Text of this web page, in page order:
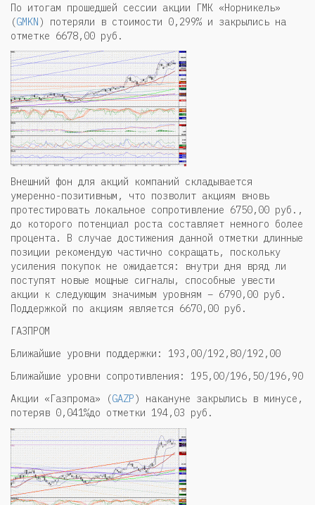
По итогам прошедшей сессии акции ГМК «Норникель»
(GMKN) потеряли в стоимости 0,299% и закрылись на
отметке 6678,00 руб.
Внешний фон для акций компаний складывается
умеренно-позитивным, что позволит акциям вновь
протестировать локальное сопротивление 6750,00 руб.,
до которого потенциал роста составляет немного более
процента. В случае достижения данной отметки длинные
позиции рекомендую частично сокращать, поскольку
усиления покупок не ожидается: внутри дня вряд ли
поступят новые мощные сигналы, способные увести
акции к следующим значимым уровням – 6790,00 руб.
Поддержкой по акциям является 6670,00 руб.
ГАЗПРОМ
Ближайшие уровни поддержки: 193,00/192,80/192,00
Ближайшие уровни сопротивления: 195,00/196,50/196,90
Акции «Газпрома» (GAZP) накануне закрылись в минусе,
потеряв 0,041%до отметки 194,03 руб.